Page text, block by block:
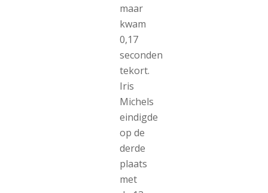
maar
kwam
0,17
seconden
tekort.
Iris
Michels
eindigde
op de
derde
plaats
met